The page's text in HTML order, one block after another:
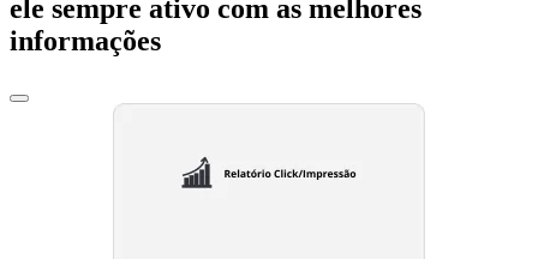
ele sempre ativo com as melhores
informações